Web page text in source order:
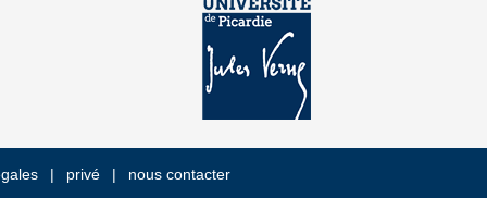
privé nous contacter